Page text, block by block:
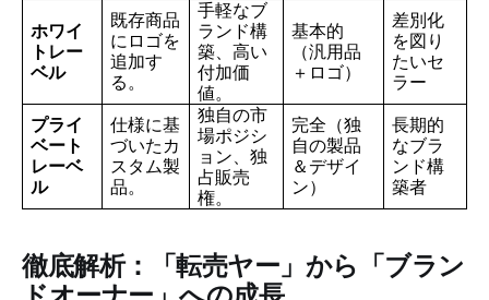
ホワイ
トレー
ベル
既存商品
にロゴを
追加す
る。
手軽なブ
ランド構
築、高い
付加価
値。
基本的
（汎用品
＋ロゴ）
差別化
を図り
たいセ
ラー
プライ
ベート
レーベ
ル
仕様に基
づいたカ
スタム製
品。
独自の市
場ポジシ
ョン、独
占販売
権。
完全（独
自の製品
＆デザイ
ン）
長期的
なブラ
ンド構
築者
徹底解析：「転売ヤー」から「ブラン